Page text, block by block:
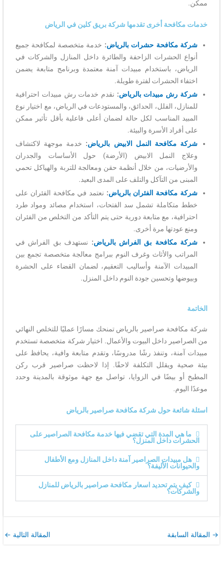
ممكن.
خدمات مكافحة أخرى تقدمها شركة بريق كلين في الرياض
شركة مكافحة حشرات بالرياض: خدمة متخصصة لمكافحة جميع
أنواع الحشرات الزاحفة والطائرة داخل المنازل والشركات في
الرياض، باستخدام مبيدات آمنة معتمدة وبرنامج متابعة يضمن
اختفاء الحشرات لفترة طويلة.
شركة رش مبيدات بالرياض: نقدم خدمات رش مبيدات احترافية
للمنازل، الفلل، الحدائق، والمستودعات في الرياض، مع اختيار نوع
المبيد المناسب لكل حالة لضمان أعلى فاعلية بأقل تأثير ممكن
على أفراد الأسرة والبيئة.
شركة مكافحة النمل الابيض بالرياض: خدمة موجهة لاكتشاف
وعلاج النمل الابيض (الأرضة) حول الأساسات والجدران
والأرضيات، من خلال أنظمة حقن ومعالجة للتربة والهياكل تحمي
المبنى من التآكل والتلف على المدى البعيد.
شركة مكافحة الفئران بالرياض: نعتمد في مكافحة الفئران على
خطط متكاملة تشمل سد الفتحات، استخدام مصائد ومواد طرد
احترافية، مع متابعة دورية حتى يتم التأكد من التخلص من الفئران
ومنع عودتها مرة أخرى.
شركة مكافحة بق الفراش بالرياض: نستهدف بق الفراش في
المراتب والأثاث وغرف النوم ببرامج معالجة متخصصة تجمع بين
المبيدات الآمنة وأساليب التعقيم، لضمان القضاء على الحشرة
وبيوضها وتحسين جودة النوم داخل المنزل.
الخاتمة
شركة مكافحة صراصير بالرياض تمنحك مسارًا عمليًا للتخلص النهائي
من الصراصير داخل البيوت والأعمال. اختيار شركة متخصصة تستخدم
مبيدات آمنة، وتنفذ رشًا مدروسًا، وتقدم متابعة وافية، يحافظ على
بيئة صحية ويقلل التكلفة لاحقًا. إذا لاحظت صراصير قرب ركن
المطبخ أو بيضًا في الزوايا، تواصل مع جهة موثوقة بالمدينة وحدد
موعدًا اليوم.
اسئلة شائعة حول شركة مكافحة صراصير بالرياض
ما هي المدة التي تقضي فيها خدمة مكافحة الصراصير على
الحشرات داخل المنزل؟
هل مبيدات الصراصير آمنة داخل المنازل ومع الأطفال
والحيوانات الأليفة؟
كيف يتم تحديد اسعار مكافحة صراصير بالرياض للمنازل
والشركات؟
→المقالة السابقة المقالة التالية ←